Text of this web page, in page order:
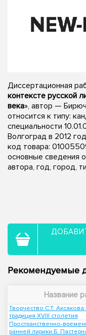
Диссертационная
контексте русской
века», автор —
относится к типу:
специальности
Волгоград в 2012
код товара:
основные сведения
автора, год, город,
Рекомендуемые
Название
Творчество С.Т. Аксакова
традиция XVIII столетия
Пространственно-
ранней лирики Б.